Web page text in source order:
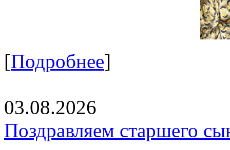
[Подробнее]
03.08.2026
Поздравляем старшего